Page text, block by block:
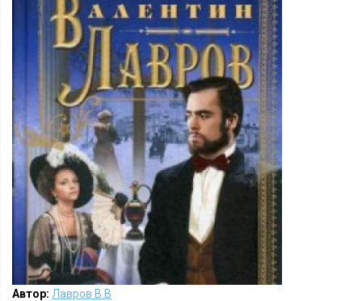
Автор: Лавров В.В